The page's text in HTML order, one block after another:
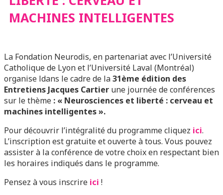
MACHINES INTELLIGENTES
La Fondation Neurodis, en partenariat avec l’Université
Catholique de Lyon et l’Université Laval (Montréal)
organise ldans le cadre de la31ème édition des
Entretiens Jacques Cartier une journée de conférences
sur le thème : « Neurosciences et liberté : cerveau et
machines intelligentes ».
Pour découvrir l’intégralité du programme cliquez ici.
L’inscription est gratuite et ouverte à tous. Vous pouvez
assister à la conférence de votre choix en respectant bien
les horaires indiqués dans le programme.
Pensez à vous inscrire ici !